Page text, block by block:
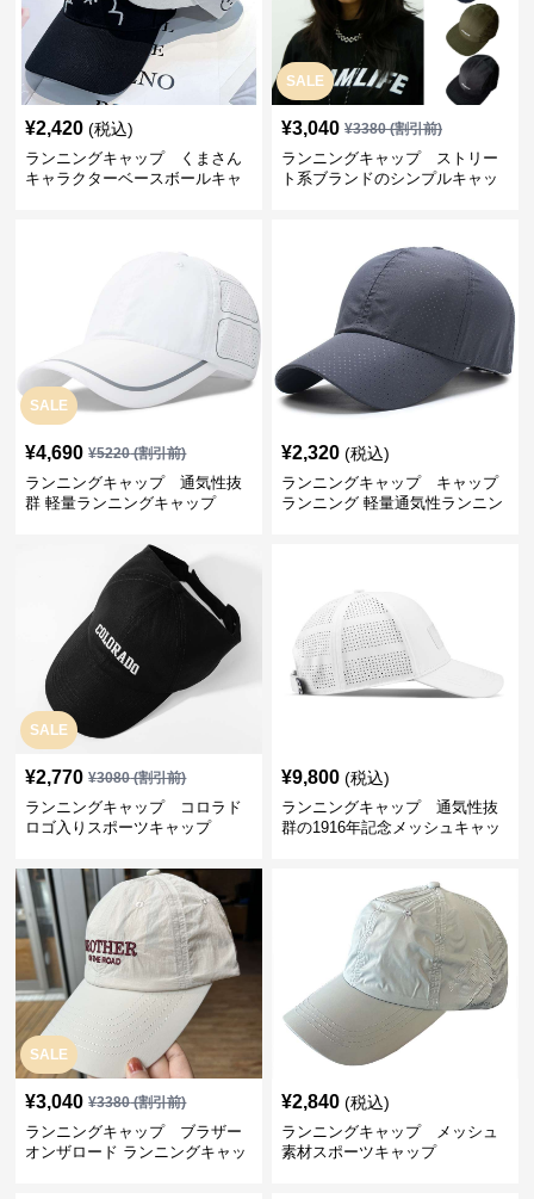
¥2,420 (税込)
ランニングキャップ くまさん
キャラクターベースボールキャ
SALE
¥3,040 ¥3380(割引前)
ランニングキャップ ストリー
ト系ブランドのシンプルキャッ
SALE
¥4,690 ¥5220(割引前)
ランニングキャップ 通気性抜
群 軽量ランニングキャップ
¥2,320 (税込)
ランニングキャップ キャップ
ランニング 軽量通気性ランニン
SALE
¥2,770 ¥3080(割引前)
ランニングキャップ コロラド
ロゴ入りスポーツキャップ
¥9,800 (税込)
ランニングキャップ 通気性抜
群の1916年記念メッシュキャッ
SALE
¥3,040 ¥3380(割引前)
ランニングキャップ ブラザー
オンザロード ランニングキャッ
¥2,840 (税込)
ランニングキャップ メッシュ
素材スポーツキャップ